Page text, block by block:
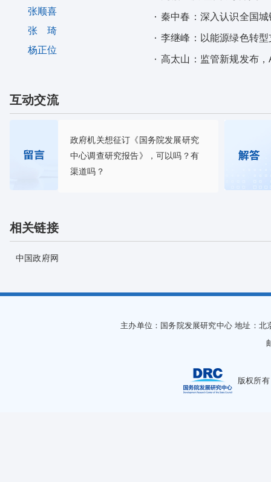
张顺喜
张 琦
杨正位
秦中春：深入认识全国
李继峰：以能源绿色转
高太山：监管新规发布
互动交流
政府机关想征订《国务院发展研究
中心调查研究报告》，可以吗？有
渠道吗？
相关链接
中国政府网
主办单位：国务院发展研究中心 地址：北
版权所有